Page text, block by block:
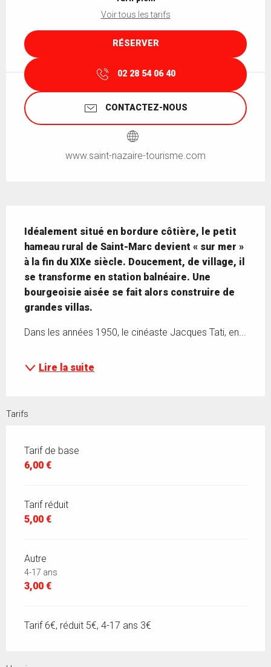
Voir tous les tarifs
RÉSERVER
02 28 54 06 40
CONTACTEZ-NOUS
www.saint-nazaire-tourisme.com
Idéalement situé en bordure côtière, le petit
hameau rural de Saint-Marc devient « sur mer »
à la fin du XIXe siècle. Doucement, de village, il
se transforme en station balnéaire. Une
bourgeoisie aisée se fait alors construire de
grandes villas.
Dans les années 1950, le cinéaste Jacques Tati, en...
Lire la suite
Tarifs
Tarif de base
6,00 €
Tarif réduit
5,00 €
Autre
4-17 ans
3,00 €
Tarif 6€, réduit 5€, 4-17 ans 3€